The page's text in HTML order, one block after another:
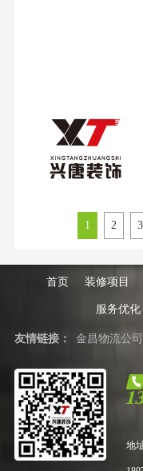
1 2 3
首页 装修项目
服务优化
友情链接： 金昌物流公司
地